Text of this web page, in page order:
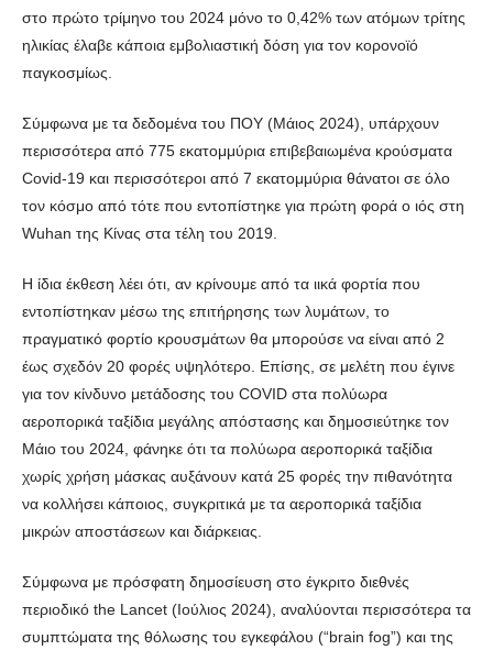
στο πρώτο τρίμηνο του 2024 μόνο το 0,42% των ατόμων τρίτης
ηλικίας έλαβε κάποια εμβολιαστική δόση για τον κορονοϊό
παγκοσμίως.
Σύμφωνα με τα δεδομένα του ΠΟΥ (Μάιος 2024), υπάρχουν
περισσότερα από 775 εκατομμύρια επιβεβαιωμένα κρούσματα
Covid-19 και περισσότεροι από 7 εκατομμύρια θάνατοι σε όλο
τον κόσμο από τότε που εντοπίστηκε για πρώτη φορά ο ιός στη
Wuhan της Κίνας στα τέλη του 2019.
Η ίδια έκθεση λέει ότι, αν κρίνουμε από τα ιικά φορτία που
εντοπίστηκαν μέσω της επιτήρησης των λυμάτων, το
πραγματικό φορτίο κρουσμάτων θα μπορούσε να είναι από 2
έως σχεδόν 20 φορές υψηλότερο. Επίσης, σε μελέτη που έγινε
για τον κίνδυνο μετάδοσης του COVID στα πολύωρα
αεροπορικά ταξίδια μεγάλης απόστασης και δημοσιεύτηκε τον
Μάιο του 2024, φάνηκε ότι τα πολύωρα αεροπορικά ταξίδια
χωρίς χρήση μάσκας αυξάνουν κατά 25 φορές την πιθανότητα
να κολλήσει κάποιος, συγκριτικά με τα αεροπορικά ταξίδια
μικρών αποστάσεων και διάρκειας.
Σύμφωνα με πρόσφατη δημοσίευση στο έγκριτο διεθνές
περιοδικό the Lancet (Ιούλιος 2024), αναλύονται περισσότερα τα
συμπτώματα της θόλωσης του εγκεφάλου (“brain fog”) και της